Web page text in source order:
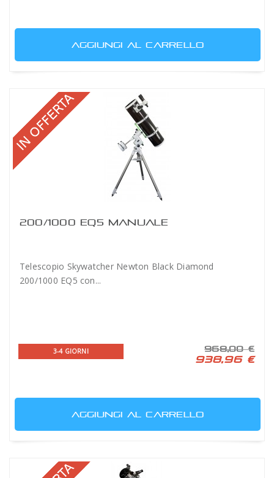
AGGIUNGI AL CARRELLO
200/1000 EQ5 MANUALE
Telescopio Skywatcher Newton Black Diamond
200/1000 EQ5 con...
3-4 GIORNI 968,00 €
938,96 €
AGGIUNGI AL CARRELLO